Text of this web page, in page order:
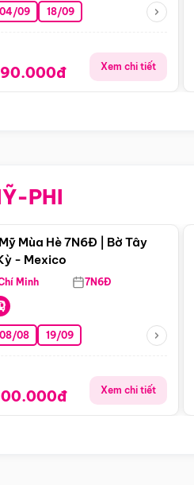
04/09 18/09
Xem chi tiết
PHI
Mùa Hè 7N6Đ | Bờ Tây
- Mexico
Minh 7N6Đ
08/08 19/09
Xem chi tiết